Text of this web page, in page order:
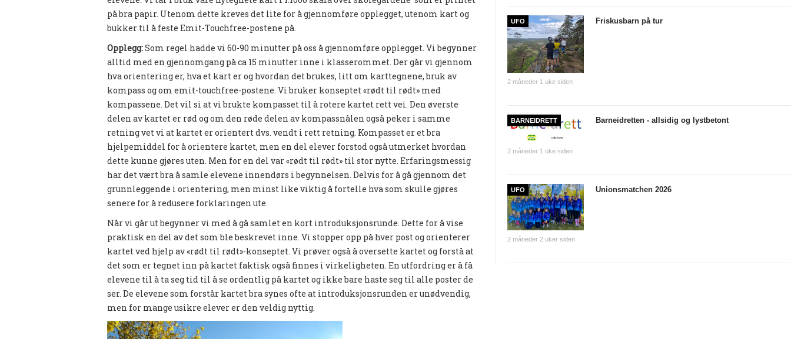
på bra papir. Utenom dette kreves det lite for å gjennomføre opplegget, utenom kart og
bukker til å feste Emit-Touchfree-postene på.
Opplegg:Som regel hadde vi 60-90 minutter på oss å gjennomføre opplegget. Vi begynner
alltid med en gjennomgang på ca 15 minutter inne i klasserommet. Der går vi gjennom
hva orientering er, hva et kart er og hvordan det brukes, litt om karttegnene, bruk av
kompass og om emit-touchfree-postene. Vi bruker konseptet «rødt til rødt» med
kompassene. Det vil si at vi brukte kompasset til å rotere kartet rett vei. Den øverste
delen av kartet er rød og om den røde delen av kompassnålen også peker i samme
retning vet vi at kartet er orientert dvs. vendt i rett retning. Kompasset er et bra
hjelpemiddel for å orientere kartet, men en del elever forstod også utmerket hvordan
dette kunne gjøres uten. Men for en del var «rødt til rødt» til stor nytte. Erfaringsmessig
har det vært bra å samle elevene innendørs i begynnelsen. Delvis for å gå gjennom det
grunnleggende i orientering, men minst like viktig å fortelle hva som skulle gjøres
senere for å redusere forklaringen ute.
Når vi går ut begynner vi med å gå samlet en kort introduksjonsrunde. Dette for å vise
praktisk en del av det som ble beskrevet inne. Vi stopper opp på hver post og orienterer
kartet ved hjelp av «rødt til rødt»-konseptet. Vi prøver også å oversette kartet og forstå at
det som er tegnet inn på kartet faktisk også finnes i virkeligheten. En utfordring er å få
elevene til å ta seg tid til å se ordentlig på kartet og ikke bare haste seg til alle poster de
ser. De elevene som forstår kartet bra synes ofte at introduksjonsrunden er unødvendig,
men for mange usikre elever er den veldig nyttig.
UFO
2 måneder 1 uke siden
Friskusbarn på tur
BARNEIDRETT
2 måneder 1 uke siden
Barneidretten - allsidig og lystbetont
UFO
2 måneder 2 uker siden
Unionsmatchen 2026